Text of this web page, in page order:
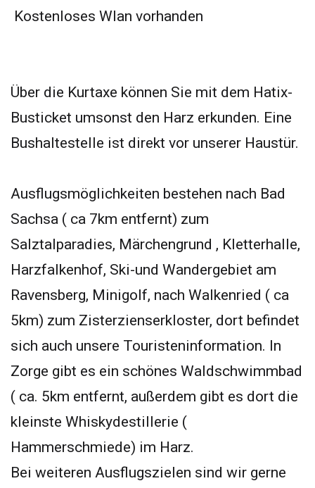
Kostenloses Wlan vorhanden
Über die Kurtaxe können Sie mit dem Hatix-
Busticket umsonst den Harz erkunden. Eine
Bushaltestelle ist direkt vor unserer Haustür.
Ausflugsmöglichkeiten bestehen nach Bad
Sachsa ( ca 7km entfernt) zum
Salztalparadies, Märchengrund , Kletterhalle,
Harzfalkenhof, Ski-und Wandergebiet am
Ravensberg, Minigolf, nach Walkenried ( ca
5km) zum Zisterzienserkloster, dort befindet
sich auch unsere Touristeninformation. In
Zorge gibt es ein schönes Waldschwimmbad
( ca. 5km entfernt, außerdem gibt es dort die
kleinste Whiskydestillerie (
Hammerschmiede) im Harz.
Bei weiteren Ausflugszielen sind wir gerne